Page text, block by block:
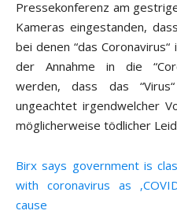
Pressekonferenz am
Kameras eingestanden,
bei denen “das
der Annahme in die
werden, dass das
ungeachtet irgendwelcher
möglicherweise tödlicher
Birx says government is
with coronavirus as
cause